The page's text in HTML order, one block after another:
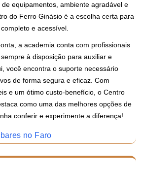
equipamentos, ambiente agradável e
do Ferro Ginásio é a escolha certa para
e acessível.
a academia conta com profissionais
à disposição para auxiliar e
você encontra o suporte necessário
de forma segura e eficaz. Com
e um ótimo custo-benefício, o Centro
como uma das melhores opções de
conferir e experimente a diferença!
no Faro